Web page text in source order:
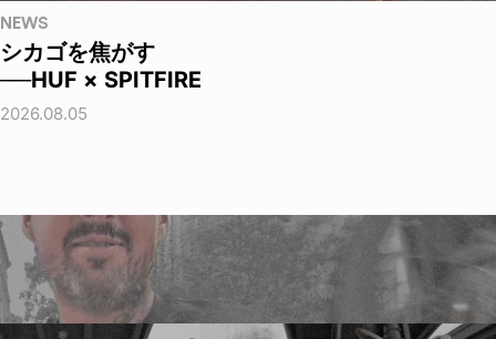
NEWS
シカゴを焦がす
──HUF × SPITFIRE
2026.08.05